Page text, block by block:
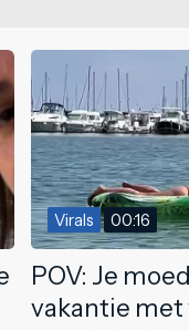
Virals 00:16
POV: Je
vakantie